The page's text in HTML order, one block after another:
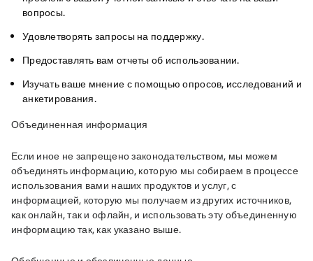
вопросы.
Удовлетворять запросы на поддержку.
Предоставлять вам отчеты об использовании.
Изучать ваше мнение с помощью опросов, исследований и
анкетирования.
Объединенная информация
Если иное не запрещено законодательством, мы можем
объединять информацию, которую мы собираем в процессе
использования вами наших продуктов и услуг, с
информацией, которую мы получаем из других источников,
как онлайн, так и офлайн, и использовать эту объединенную
информацию так, как указано выше.